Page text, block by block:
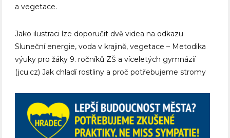
a vegetace.
Jako ilustraci lze doporučit dvě videa na odkazu
Sluneční energie, voda v krajině, vegetace – Metodika
výuky pro žáky 9. ročníků ZŠ a víceletých gymnázií
(jcu.cz) Jak chladí rostliny a proč potřebujeme stromy